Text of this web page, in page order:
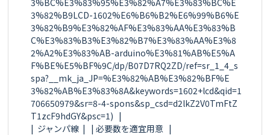
3%BC%E3%83%95%E3%82%A7%E3%83%BC%E
3%82%B9LCD-1602%E6%B6%B2%E6%99%B6%E
3%82%B9%E3%82%AF%E3%83%AA%E3%83%B
C%E3%83%B3%E3%82%B7%E3%83%AA%E3%8
2%A2%E3%83%AB-arduino%E3%81%AB%E5%A
F%BE%E5%BF%9C/dp/B07D7RQ2ZD/ref=sr_1_4_s
spa?__mk_ja_JP=%E3%82%AB%E3%82%BF%E
3%82%AB%E3%83%8A&keywords=1602+lcd&qid=1
706650979&sr=8-4-spons&sp_csd=d2lkZ2V0TmFtZ
T1zcF9hdGY&psc=1)   |
|  ジャンパ線  |   | 必要数を適宜用意   |